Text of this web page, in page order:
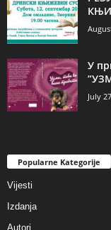
У
July
Popularne Kategorije
Vijesti
Izdanja
Autori